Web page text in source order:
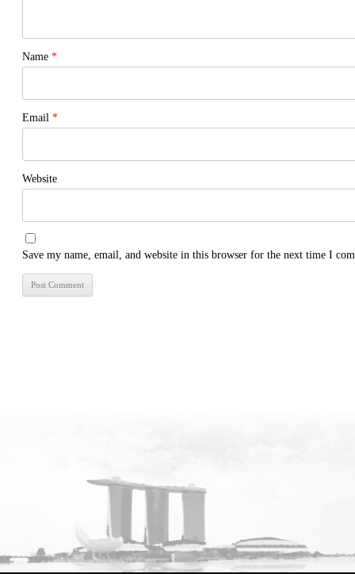
Name *
Email *
Website
Save my name, email, and website in this browser for the next time I